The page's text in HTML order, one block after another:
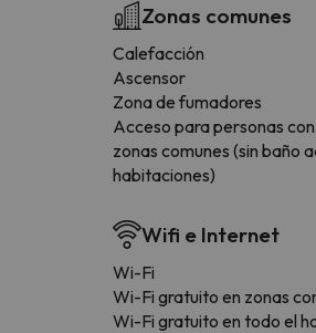
Zonas comunes
Calefacción
Ascensor
Zona de fumadores
Acceso para personas
zonas comunes (sin baño
habitaciones)
Wifi e Internet
Wi-Fi
Wi-Fi gratuito en zonas
Wi-Fi gratuito en todo el